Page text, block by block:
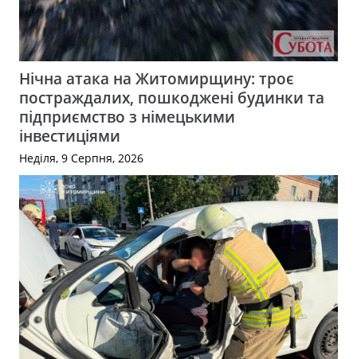
Нічна атака на Житомирщину: троє
постраждалих, пошкоджені будинки та
підприємство з німецькими
інвестиціями
Неділя, 9 Серпня, 2026